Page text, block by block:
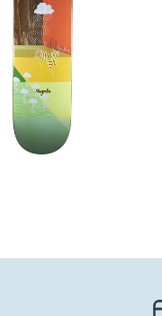
75,00€